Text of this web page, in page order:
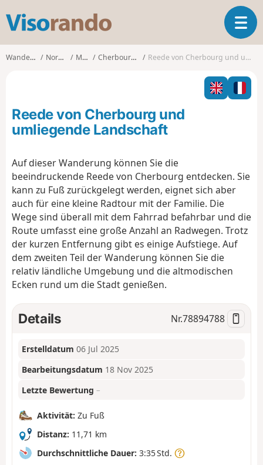
s
o
o
T
o
l
n
t
n
Wanderungen Normandie Manche Cherbourg-Octeville Reede von Cherbourg und umliegende Landschaft
Reede von Cherbourg und
umliegende Landschaft
Auf dieser Wanderung können Sie die
beeindruckende Reede von Cherbourg entdecken. Sie
kann zu Fuß zurückgelegt werden, eignet sich aber
auch für eine kleine Radtour mit der Familie. Die
Wege sind überall mit dem Fahrrad befahrbar und die
Route umfasst eine große Anzahl an Radwegen. Trotz
der kurzen Entfernung gibt es einige Aufstiege. Auf
dem zweiten Teil der Wanderung können Sie die
relativ ländliche Umgebung und die altmodischen
Ecken rund um die Stadt genießen.
Details Nr.78894788
Erstelldatum 06 Jul 2025
Bearbeitungsdatum 18 Nov 2025
Letzte Bewertung –
Aktivität: Zu Fuß
Distanz: 11,71 km
Durchschnittliche Dauer: 3:35 Std.